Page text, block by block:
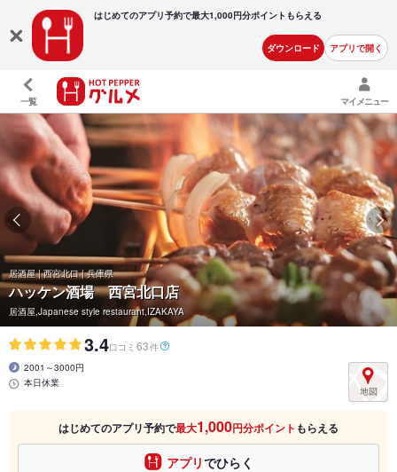
はじめてのアプリ予約で最大1,000円分ポイントもらえる
ダウンロード アプリで開く
一覧 マイメニュー
居酒屋 | 西宮北口 | 兵庫県
ハッケン酒場 西宮北口店
居酒屋,Japanese style restaurant,IZAKAYA
3.4口コミ 63件
2001～3000円
本日休業
はじめてのアプリ予約で最大1,000円分ポイント もらえる
アプリでひらく